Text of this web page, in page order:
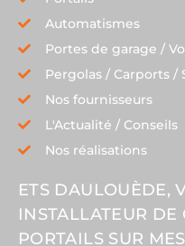
Automatismes
Portes de garage /
Pergolas / Carports /
Nos fournisseurs
L'Actualité / Conseils
Nos réalisations
ETS DAULOUÈDE,
INSTALLATEUR DE
PORTAILS SUR